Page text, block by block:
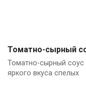
Италия
Томатно-сырный
Томатно-сырный соус
яркого вкуса спелых